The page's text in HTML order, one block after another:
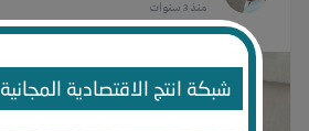
شبكة انتج الاقتصادية المجانية
منذ 3 سنوات